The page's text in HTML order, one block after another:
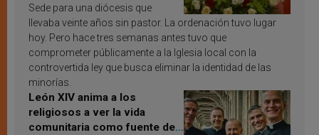
Sede para una diócesis que
llevaba veinte años sin pastor. La ordenación tuvo lugar
hoy. Pero hace tres semanas antes tuvo que
comprometer públicamente a la Iglesia local con la
controvertida ley que busca eliminar la identidad de las
minorías.
León XIV anima a los
religiosos a ver la vida
comunitaria como fuente de